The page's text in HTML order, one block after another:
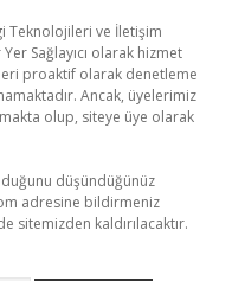
Teknolojileri ve İletişim
Sağlayıcı olarak hizmet
proaktif olarak denetleme
Ancak, üyelerimiz
olup, siteye üye olarak
düşündüğünüz
adresine bildirmeniz
sitemizden kaldırılacaktır.